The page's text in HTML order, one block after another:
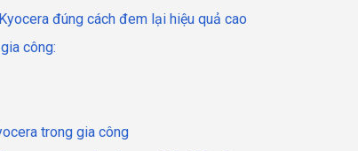
đúng cách đem lại hiệu quả cao
công:
trong gia công